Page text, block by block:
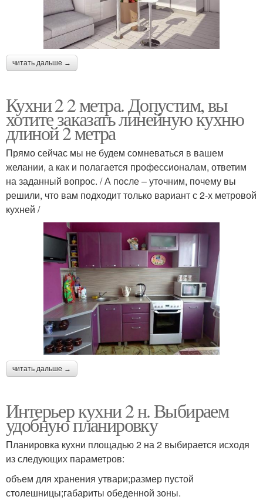
читать дальше →
Кухни 2 2 метра. Допустим, вы
хотите заказать линейную кухню
длиной 2 метра
Прямо сейчас мы не будем сомневаться в вашем
желании, а как и полагается профессионалам, ответим
на заданный вопрос. / А после – уточним, почему вы
решили, что вам подходит только вариант с 2-х метровой
кухней /
читать дальше →
Интерьер кухни 2 н. Выбираем
удобную планировку
Планировка кухни площадью 2 на 2 выбирается исходя
из следующих параметров:
объем для хранения утвари;размер пустой
столешницы;габариты обеденной зоны.